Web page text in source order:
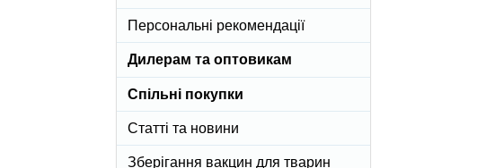
Персональні рекомендації
Дилерам та оптовикам
Спільні покупки
Статті та новини
Зберігання вакцин для тварин